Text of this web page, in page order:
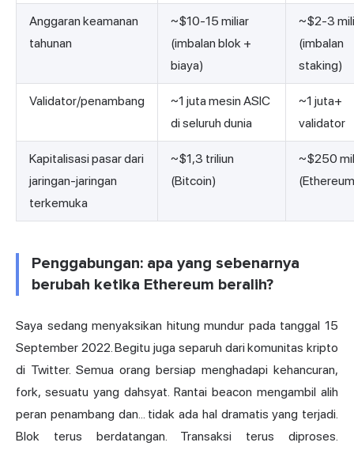
Anggaran keamanan
tahunan
~$10-15 miliar
(imbalan blok +
biaya)
~$2-3
(imbalan
staking)
Validator/penambang
~1 juta mesin ASIC
di seluruh dunia
~1 juta+
validator
Kapitalisasi pasar dari
jaringan-jaringan
terkemuka
~$1,3 triliun
(Bitcoin)
~$250
Penggabungan: apa yang sebenarnya
berubah ketika Ethereum beralih?
Saya sedang menyaksikan hitung mundur pada tanggal 15
September 2022. Begitu juga separuh dari komunitas kripto
di Twitter. Semua orang bersiap menghadapi kehancuran,
fork, sesuatu yang dahsyat. Rantai beacon mengambil alih
peran penambang dan... tidak ada hal dramatis yang terjadi.
Blok terus berdatangan. Transaksi terus diproses.